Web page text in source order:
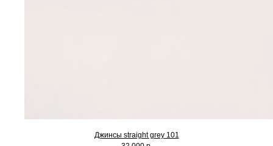
Джинсы straight grey 101